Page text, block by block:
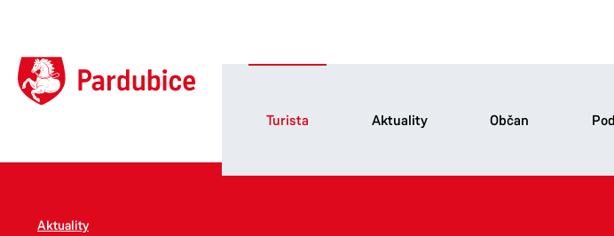
Turista Aktuality Občan
Aktuality